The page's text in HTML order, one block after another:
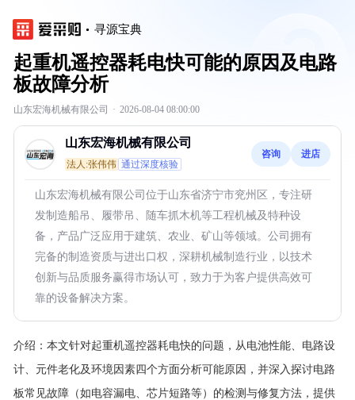
寻源宝典
起重机遥控器耗电快可能的原因及电路
板故障分析
山东宏海机械有限公司 · 2026-08-04 08:00:00
山东宏海机械有限公司
法人:张伟伟 通过深度核验
咨询 进店
山东宏海机械有限公司位于山东省济宁市兖州区，专注研
发制造船吊、履带吊、随车抓木机等工程机械及特种设
备，产品广泛应用于建筑、农业、矿山等领域。公司拥有
完备的制造资质与进出口权，深耕机械制造行业，以技术
创新与品质服务赢得市场认可，致力于为客户提供高效可
靠的设备解决方案。
介绍： 本文针对起重机遥控器耗电快的问题，从电池性能、电路设
计、元件老化及环境因素四个方面分析可能原因，并深入探讨电路
板常见故障（如电容漏电、芯片短路等）的检测与修复方法，提供